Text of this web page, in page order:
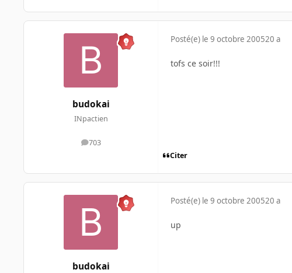
budokai
INpactien
703
messages
Posté(e) le 9 octobre 200520 a
tofs ce soir!!!
Citer
budokai
Posté(e) le 9 octobre 200520 a
up